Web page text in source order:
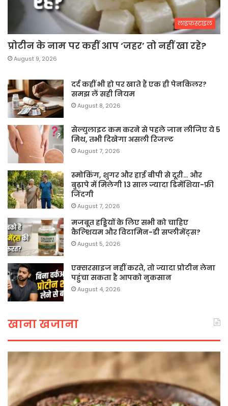
लाइफस्टाइल
प्रोटीन के नाम पर कहीं आप ‘जहर’ तो नहीं खा रहे?
August 9, 2026
दर्द कहीं भी हो पर खाते हैं एक ही पेनकिलर?
समझ लें सही नियम
August 8, 2026
सेल्युलाइट कम करने से पहले जान लीजिए ये 5
मिथ, तभी दिखेगा असली रिजल्ट
August 7, 2026
स्मोकिंग, शुगर और हाई बीपी से दूरी… और
बुढ़ापे में मिलेगी 13 साल ज्यादा डिमेंशिया-फ्री
जिंदगी
August 7, 2026
मजबूत हड्डियों के लिए सभी को चाहिए
कैल्शियम और विटामिन-डी सप्लीमेंट्स?
August 5, 2026
एक्सरसाइज नहीं करते, तो ज्यादा प्रोटीन लेना
पहुंचा सकता है आपको नुकसान
August 4, 2026
खाना खजाना